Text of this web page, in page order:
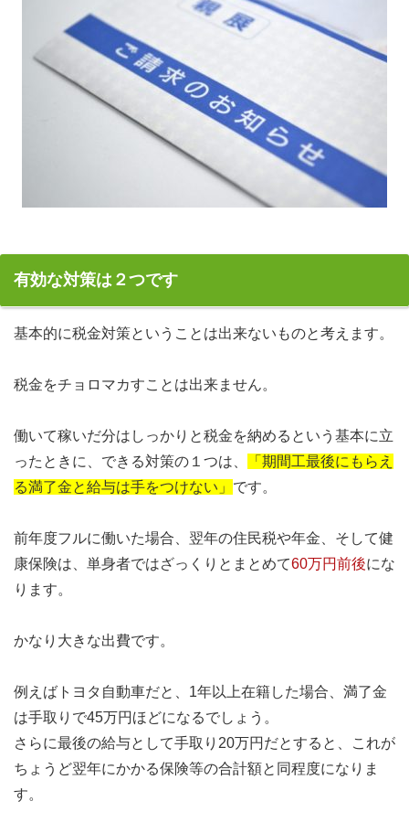
有効な対策は２つです
基本的に税金対策ということは出来ないものと考えます。
税金をチョロマカすことは出来ません。
働いて稼いだ分はしっかりと税金を納めるという基本に立
ったときに、できる対策の１つは、
「期間工最後にもらえ
る満了金と給与は手をつけない」 です。
前年度フルに働いた場合、翌年の住民税や年金、そして健
康保険は、単身者ではざっくりとまとめて60万円前後にな
ります。
かなり大きな出費です。
例えばトヨタ自動車だと、1年以上在籍した場合、満了金
は手取りで45万円ほどになるでしょう。
さらに最後の給与として手取り20万円だとすると、これが
ちょうど翌年にかかる保険等の合計額と同程度になりま
す。